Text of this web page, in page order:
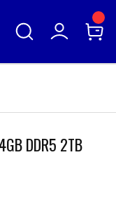
DDR5 2TB